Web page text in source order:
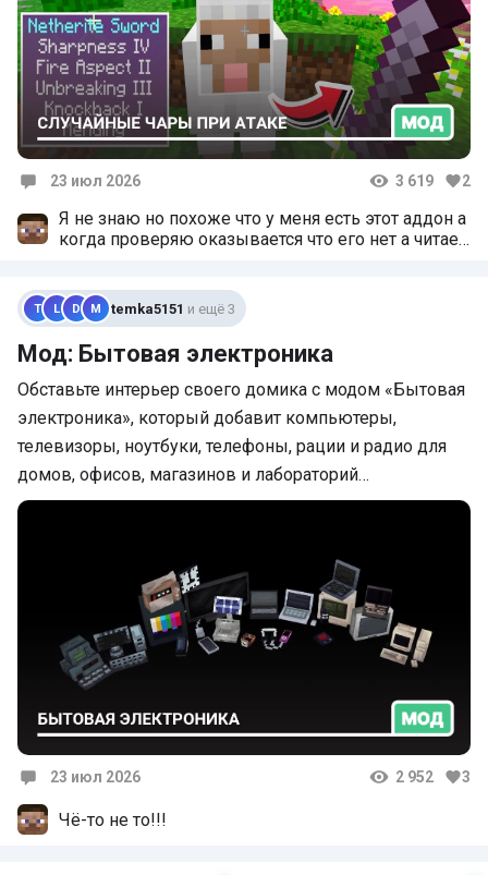
23 июл 2026 3 619 2
Я не знаю но похоже что у меня есть этот аддон а
когда проверяю оказывается что его нет а читает
T L D M temka5151 и ещё 3
Мод: Бытовая электроника
Обставьте интерьер своего домика с модом «Бытовая
электроника», который добавит компьютеры,
телевизоры, ноутбуки, телефоны, рации и радио для
домов, офисов, магазинов и лабораторий…
23 июл 2026 2 952 3
Чё-то не то!!!